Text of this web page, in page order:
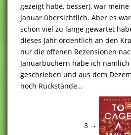
gezeigt habe, besser), war
Januar übersichtlich. Aber es
schon viel zu lange gewartet
dieses Jahr ordentlich an den
nur die offenen Rezensionen
Januarbüchern habe ich
geschrieben und aus dem
noch Rückstände…
3 →